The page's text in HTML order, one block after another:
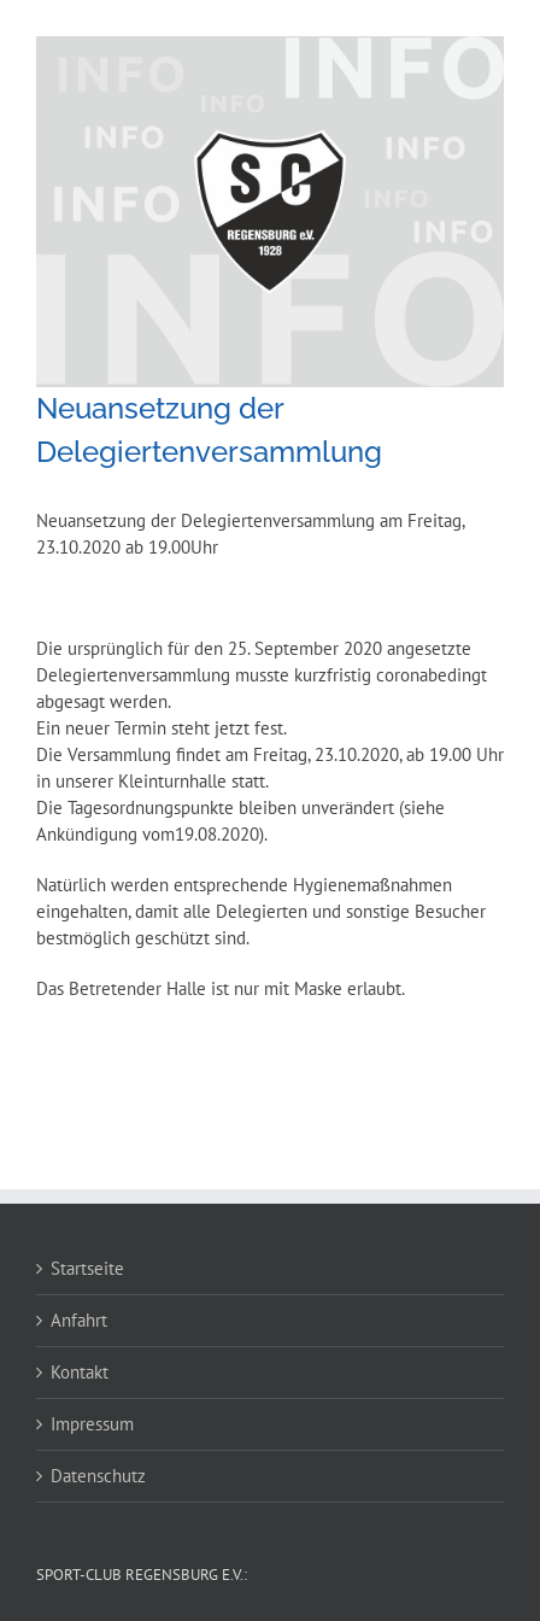
Neuansetzung der
Delegiertenversammlung
Neuansetzung der Delegiertenversammlung am Freitag,
23.10.2020 ab 19.00Uhr
Die ursprünglich für den 25. September 2020 angesetzte
Delegiertenversammlung musste kurzfristig coronabedingt
abgesagt werden.
Ein neuer Termin steht jetzt fest.
Die Versammlung findet am Freitag, 23.10.2020, ab 19.00 Uhr
in unserer Kleinturnhalle statt.
Die Tagesordnungspunkte bleiben unverändert (siehe
Ankündigung vom19.08.2020).
Natürlich werden entsprechende Hygienemaßnahmen
eingehalten, damit alle Delegierten und sonstige Besucher
bestmöglich geschützt sind.
Das Betretender Halle ist nur mit Maske erlaubt.
Startseite
Anfahrt
Kontakt
Impressum
Datenschutz
SPORT-CLUB REGENSBURG E.V.: